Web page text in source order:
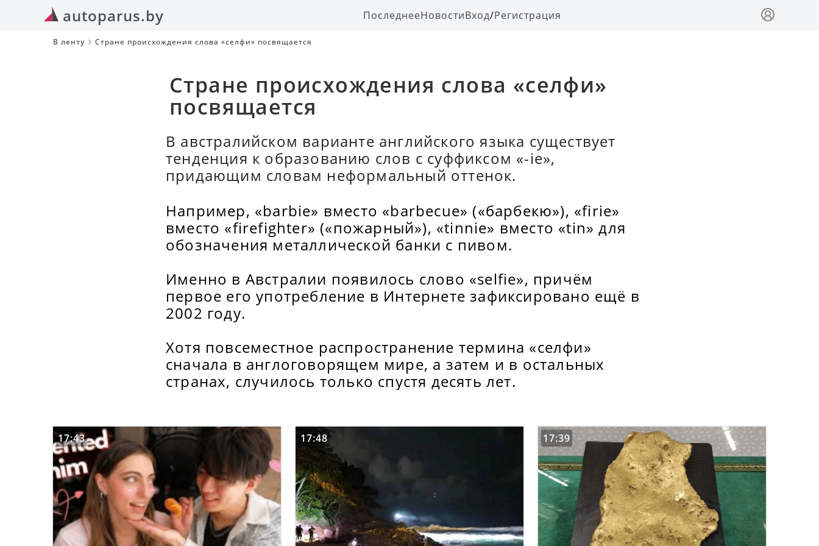
autoparus.by ПоследнееНовостиВход/Регистрация
В ленту Стране происхождения слова «селфи» посвящается
Стране происхождения слова «селфи»
посвящается
В австралийском варианте английского языка существует
тенденция к образованию слов с суффиксом «-ie»,
придающим словам неформальный оттенок.
Например, «barbie» вместо «barbecue» («барбекю»), «firie»
вместо «firefighter» («пожарный»), «tinnie» вместо «tin» для
обозначения металлической банки с пивом.
Именно в Австралии появилось слово «selfie», причём
первое его употребление в Интернете зафиксировано ещё в
2002 году.
Хотя повсеместное распространение термина «селфи»
сначала в англоговорящем мире, а затем и в остальных
странах, случилось только спустя десять лет.
17:43 17:48 17:39